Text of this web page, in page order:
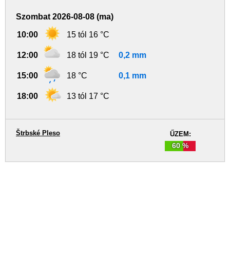
Szombat 2026-08-08 (ma)
10:00 15 tól 16 °C
12:00 18 tól 19 °C 0,2 mm
15:00 18 °C 0,1 mm
18:00 13 tól 17 °C
ŰZEM:
60 %
Štrbské Pleso